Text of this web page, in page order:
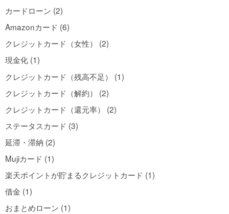
カードローン (2)
Amazonカード (6)
クレジットカード（女性） (2)
現金化 (1)
クレジットカード（残高不足） (1)
クレジットカード（解約） (2)
クレジットカード（還元率） (2)
ステータスカード (3)
延滞・滞納 (2)
Mujiカード (1)
楽天ポイントが貯まるクレジットカード (1)
借金 (1)
おまとめローン (1)